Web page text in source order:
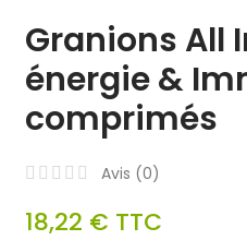
Granions All
énergie &
comprimés
Avis (0)
18,22 € TTC